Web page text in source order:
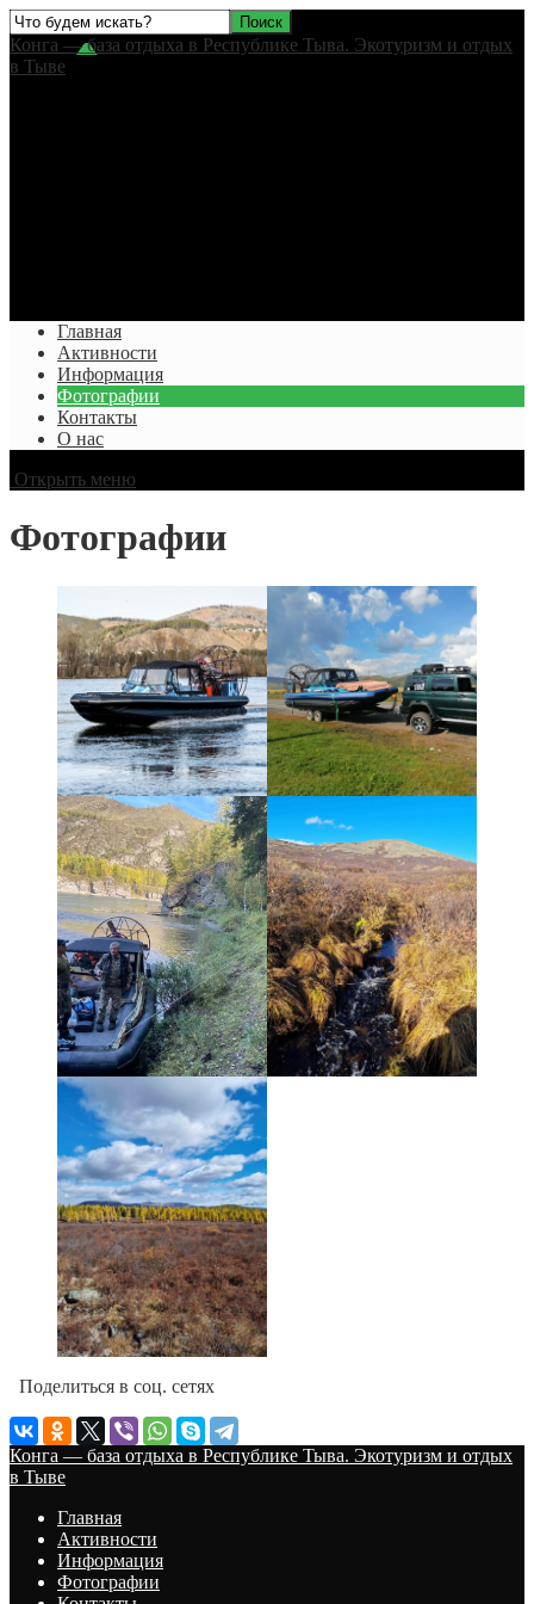
Конга — база отдыха в Республике Тыва. Экотуризм и отдых
в Тыве
Главная
Активности
Информация
Фотографии
Контакты
О нас
Открыть меню
Фотографии
Поделиться в соц. сетях
Конга — база отдыха в Республике Тыва. Экотуризм и отдых
в Тыве
Главная
Активности
Информация
Фотографии